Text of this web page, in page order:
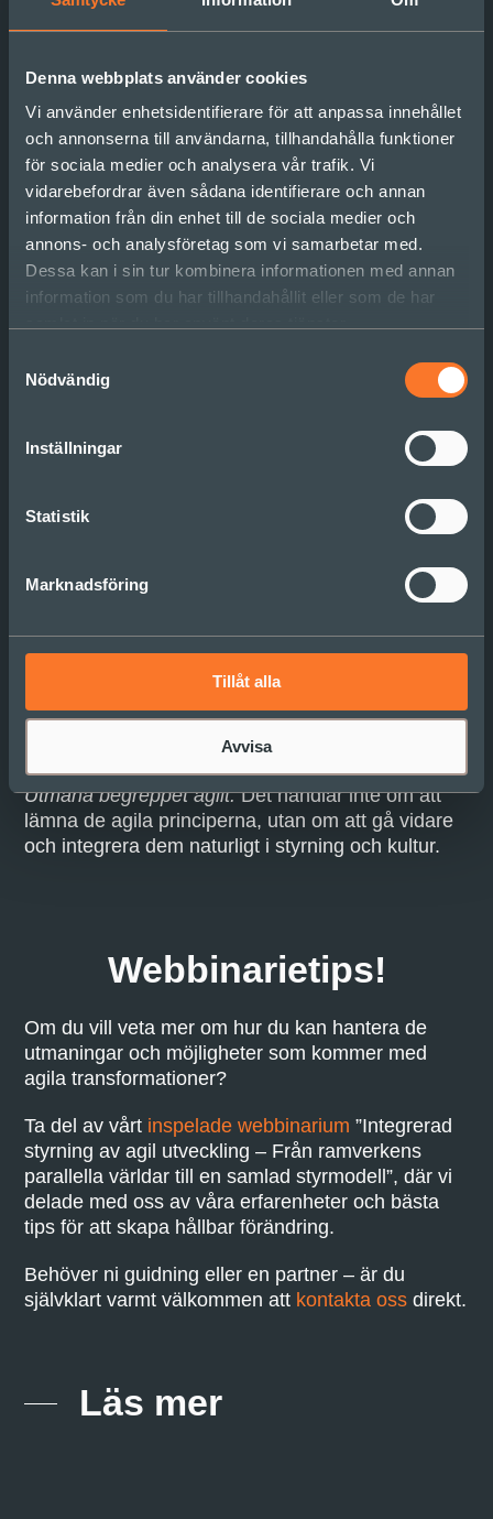
Denna webbplats använder cookies
Vi använder enhetsidentifierare för att anpassa innehållet
och annonserna till användarna, tillhandahålla funktioner
för sociala medier och analysera vår trafik. Vi
vidarebefordrar även sådana identifierare och annan
information från din enhet till de sociala medier och
annons- och analysföretag som vi samarbetar med.
Dessa kan i sin tur kombinera informationen med annan
information som du har tillhandahållit eller som de har
Nödvändig
Inställningar
Statistik
Marknadsföring
Tillåt alla
Avvisa
helhetsperspektiv och med fokus på långsiktigt
Vad är nästa steg? Vägen framåt
för en hållbar utveckling
För att övervinna de utmaningar vi diskuterat och
bygga vidare på framgångarna, är det förstås
viktigt att starta i förutsättningar och behov utifrån
er kontext. Men här kommer några generella
hållbar utveckling:
Skapa en samlad styrmodell
där utveckling är en naturlig del av linjens ansvar,
Utgå från kontexten:
verksamheten – undvik standardlösningar. Olika
verksamheter har olika behov, och olika delar i din
Prioritera långsiktigt värde:
Se till att
värde för verksamheten som helhet på lång sikt,
Utmana begreppet agilt:Det handlar inte om att
lämna de agila principerna, utan om att gå vidare
och integrera dem naturligt i styrning och kultur.
Webbinarietips!
Om du vill veta mer om hur du kan hantera de
utmaningar och möjligheter som kommer med
agila transformationer?
Ta del av vårt inspelade webbinarium ”Integrerad
styrning av agil utveckling – Från ramverkens
parallella världar till en samlad styrmodell”, där vi
delade med oss av våra erfarenheter och bästa
tips för att skapa hållbar förändring.
Behöver ni guidning eller en partner – är du
självklart varmt välkommen att kontakta oss direkt.
Läs mer